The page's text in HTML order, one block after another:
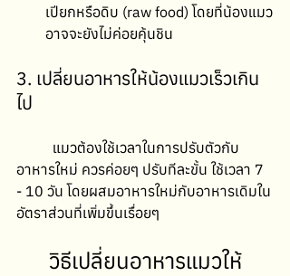
เปียกหรือดิบ (raw food) โดยที่น้องแมว
อาจจะยังไม่ค่อยคุ้นชิน
3. เปลี่ยนอาหารให้น้องแมวเร็วเกิน
ไป
อาหารใหม่ ควรค่อยๆ ปรับทีละขั้น ใช้เวลา 7
- 10 วัน โดยผสมอาหารใหม่กับอาหารเดิมใน
อัตราส่วนที่เพิ่มขึ้นเรื่อยๆ
วิธีเปลี่ยนอาหารแมวให้